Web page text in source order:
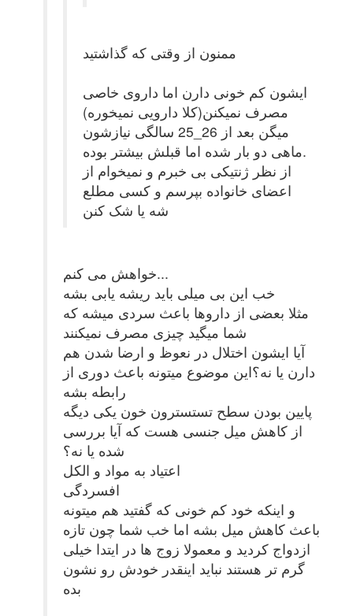
ممنون از وقتی که گذاشتید
ایشون کم خونی دارن اما داروی خاصی
مصرف نمیکنن(کلا دارویی نمیخوره)
میگن بعد از 26_25 سالگی نیازشون
ماهی دو بار شده اما قبلش بیشتر بوده.
از نظر ژنتیکی بی خبرم و نمیخوام از
اعضای خانواده بپرسم و کسی مطلع
شه یا شک کنن
خواهش می کنم...
خب این بی میلی باید ریشه یابی بشه
مثلا بعضی از داروها باعث سردی میشه که
شما میگید چیزی مصرف نمیکنند
آیا ایشون اختلال در نعوظ و ارضا شدن هم
دارن یا نه؟این موضوع میتونه باعث دوری از
رابطه بشه
پایین بودن سطح تستسترون خون یکی دیگه
از کاهش میل جنسی هست که آیا بررسی
شده یا نه؟
اعتیاد به مواد و الکل
افسردگی
و اینکه خود کم خونی که گفتید هم میتونه
باعث کاهش میل بشه اما خب شما چون تازه
ازدواج کردید و معمولا زوج ها در ایتدا خیلی
گرم تر هستند نباید اینقدر خودش رو نشون
بده